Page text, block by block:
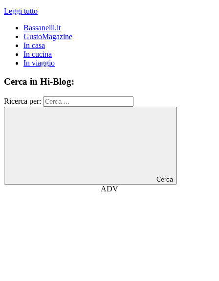
Leggi tutto
Bassanelli.it
GustoMagazine
In casa
In cucina
In viaggio
Cerca in Hi-Blog:
Ricerca per:
Cerca
ADV